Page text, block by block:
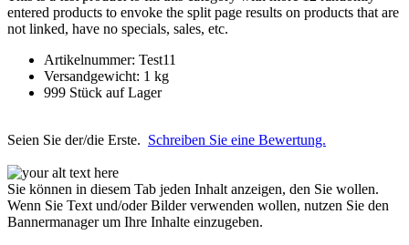
entered products to envoke the split page results on products that are
not linked, have no specials, sales, etc.
Artikelnummer: Test11
Versandgewicht: 1 kg
999 Stück auf Lager
Seien Sie der/die Erste. Schreiben Sie eine Bewertung.
Sie können in diesem Tab jeden Inhalt anzeigen, den Sie wollen.
Wenn Sie Text und/oder Bilder verwenden wollen, nutzen Sie den
Bannermanager um Ihre Inhalte einzugeben.